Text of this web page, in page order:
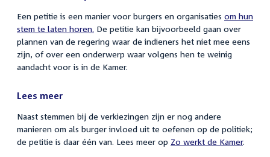
Een petitie is een manier voor burgers en organisaties om hun
stem te laten horen. De petitie kan bijvoorbeeld gaan over
plannen van de regering waar de indieners het niet mee eens
zijn, of over een onderwerp waar volgens hen te weinig
aandacht voor is in de Kamer.
Lees meer
Naast stemmen bij de verkiezingen zijn er nog andere
manieren om als burger invloed uit te oefenen op de politiek;
de petitie is daar één van. Lees meer op Zo werkt de Kamer.